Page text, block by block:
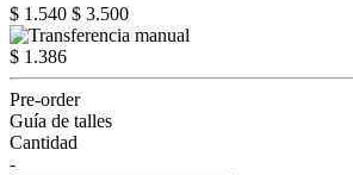
$ 1.540 $ 3.500
$ 1.386
Pre-order
Guía de talles
Cantidad
-